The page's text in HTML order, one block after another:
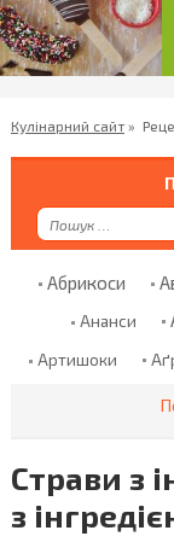
Кулінарний сайт»
Абрикоси
Ананси
Артишоки
Банани
Борошно
Брусниця
Страви з
з